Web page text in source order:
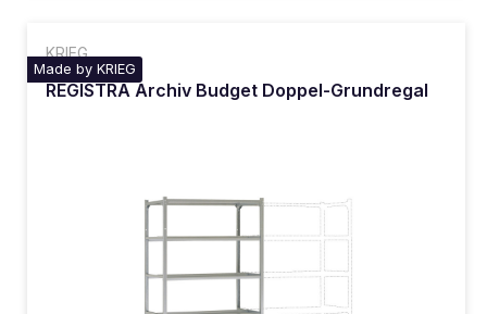
KRIEG
Made by KRIEG
REGISTRA Archiv Budget Doppel-Grundregal